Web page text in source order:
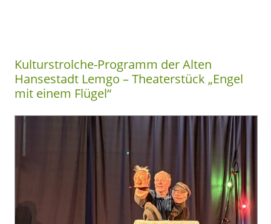
Kulturstrolche-Programm der Alten
Hansestadt Lemgo – Theaterstück „Engel
mit einem Flügel“